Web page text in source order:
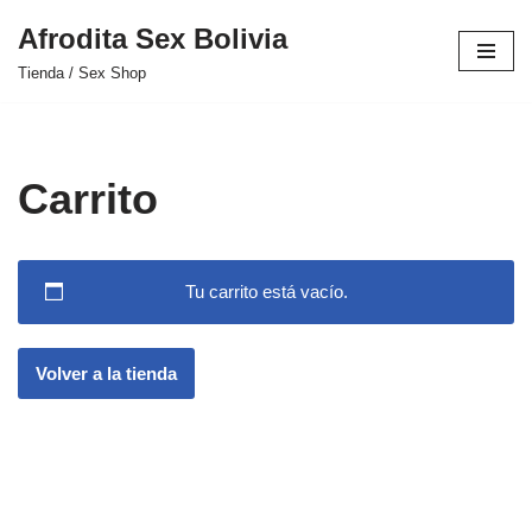
Saltar
Afrodita Sex Bolivia
Tienda / Sex Shop
Carrito
Tu carrito está vacío.
Volver a la tienda